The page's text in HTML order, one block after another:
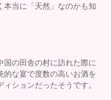
本当に「天然」なのかも知
国の田舎の村に訪れた際に
的な宴で度数の高いお酒を
ションだったそうです。